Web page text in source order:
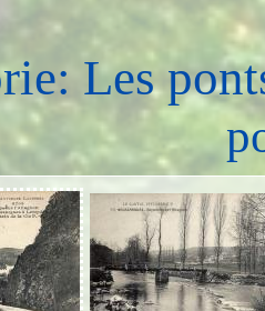
Les